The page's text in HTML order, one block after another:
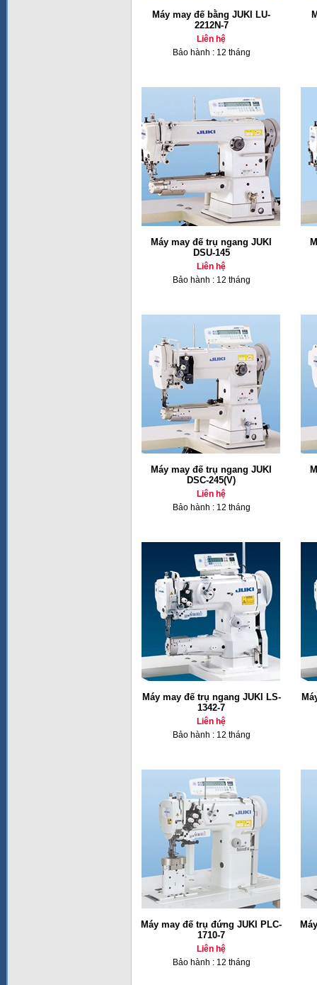
Máy may đế bằng JUKI LU-
2212N-7
Liên hệ
Bảo hành : 12 tháng
Máy may đế trụ ngang JUKI
DSU-145
Liên hệ
Bảo hành : 12 tháng
Máy may đế trụ ngang JUKI
DSC-245(V)
Liên hệ
Bảo hành : 12 tháng
Máy may đế trụ ngang JUKI LS-
1342-7
Liên hệ
Bảo hành : 12 tháng
Máy may đế trụ đứng JUKI PLC-
1710-7
Liên hệ
Bảo hành : 12 tháng